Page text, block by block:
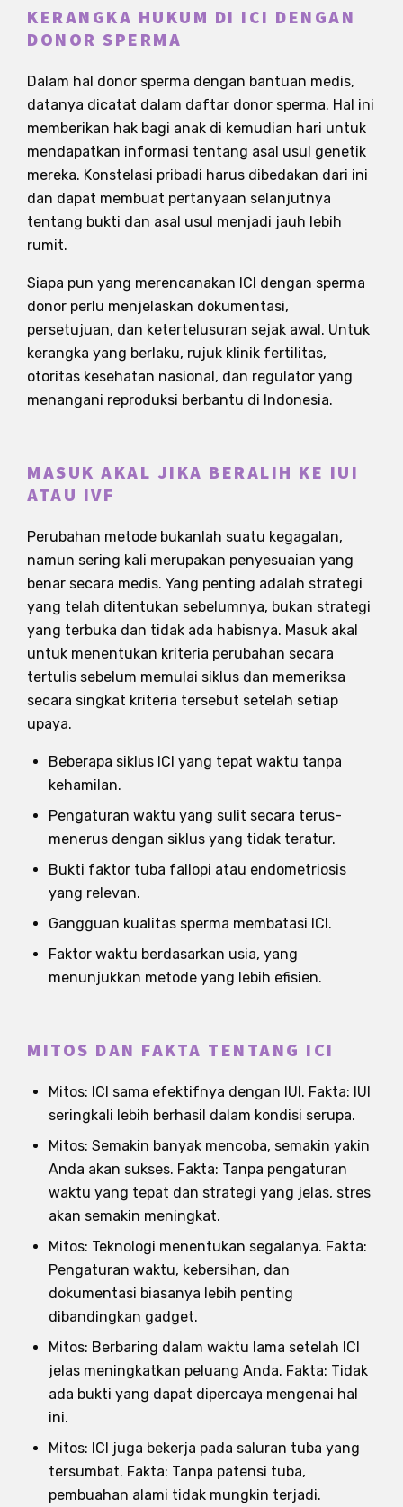
KERANGKA HUKUM DI ICI DENGAN
DONOR SPERMA
Dalam hal donor sperma dengan bantuan medis,
datanya dicatat dalam daftar donor sperma. Hal ini
memberikan hak bagi anak di kemudian hari untuk
mendapatkan informasi tentang asal usul genetik
mereka. Konstelasi pribadi harus dibedakan dari ini
dan dapat membuat pertanyaan selanjutnya
tentang bukti dan asal usul menjadi jauh lebih
rumit.
Siapa pun yang merencanakan ICI dengan sperma
donor perlu menjelaskan dokumentasi,
persetujuan, dan ketertelusuran sejak awal. Untuk
kerangka yang berlaku, rujuk klinik fertilitas,
otoritas kesehatan nasional, dan regulator yang
menangani reproduksi berbantu di Indonesia.
MASUK AKAL JIKA BERALIH KE IUI
ATAU IVF
Perubahan metode bukanlah suatu kegagalan,
namun sering kali merupakan penyesuaian yang
benar secara medis. Yang penting adalah strategi
yang telah ditentukan sebelumnya, bukan strategi
yang terbuka dan tidak ada habisnya. Masuk akal
untuk menentukan kriteria perubahan secara
tertulis sebelum memulai siklus dan memeriksa
secara singkat kriteria tersebut setelah setiap
upaya.
Beberapa siklus ICI yang tepat waktu tanpa
kehamilan.
Pengaturan waktu yang sulit secara terus-
menerus dengan siklus yang tidak teratur.
Bukti faktor tuba fallopi atau endometriosis
yang relevan.
Gangguan kualitas sperma membatasi ICI.
Faktor waktu berdasarkan usia, yang
menunjukkan metode yang lebih efisien.
MITOS DAN FAKTA TENTANG ICI
Mitos: ICI sama efektifnya dengan IUI. Fakta: IUI
seringkali lebih berhasil dalam kondisi serupa.
Mitos: Semakin banyak mencoba, semakin yakin
Anda akan sukses. Fakta: Tanpa pengaturan
waktu yang tepat dan strategi yang jelas, stres
akan semakin meningkat.
Mitos: Teknologi menentukan segalanya. Fakta:
Pengaturan waktu, kebersihan, dan
dokumentasi biasanya lebih penting
dibandingkan gadget.
Mitos: Berbaring dalam waktu lama setelah ICI
jelas meningkatkan peluang Anda. Fakta: Tidak
ada bukti yang dapat dipercaya mengenai hal
ini.
Mitos: ICI juga bekerja pada saluran tuba yang
tersumbat. Fakta: Tanpa patensi tuba,
pembuahan alami tidak mungkin terjadi.